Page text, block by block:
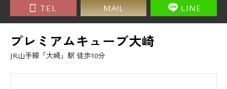
TEL MAIL LINE
プレミアムキューブ大崎
JR山手線「大崎」駅 徒歩10分